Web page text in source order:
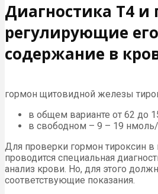
Диагностика Т4 и
регулирующие его
содержание в
гормон щитовидной железы
в общем варианте от 62 до
в свободном – 9 – 19
Для проверки гормон тироксин в
проводится специальная
анализ крови. Но, для этого
соответствующие показания.